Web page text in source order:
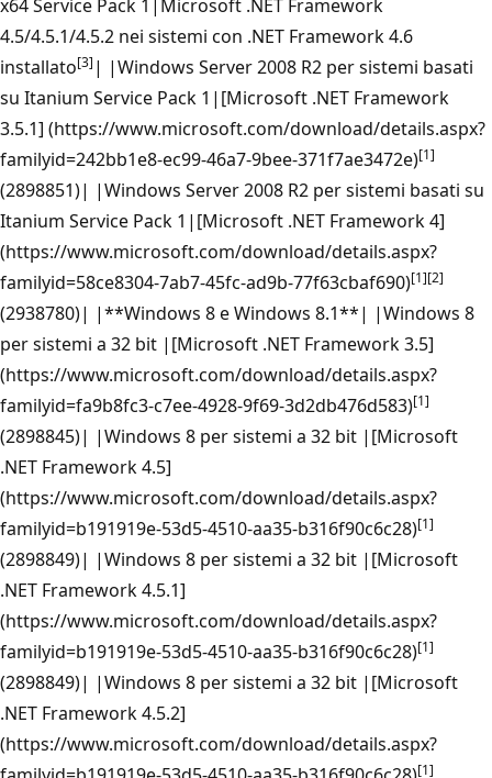
x64 Service Pack 1|Microsoft .NET Framework
4.5/4.5.1/4.5.2 nei sistemi con .NET Framework 4.6
installato[3] | |Windows Server 2008 R2 per sistemi basati
su Itanium Service Pack 1|[Microsoft .NET Framework
3.5.1] (https://www.microsoft.com/download/details.aspx?
familyid=242bb1e8-ec99-46a7-9bee-371f7ae3472e)[1]
(2898851)| |Windows Server 2008 R2 per sistemi basati su
Itanium Service Pack 1|[Microsoft .NET Framework 4]
(https://www.microsoft.com/download/details.aspx?
familyid=58ce8304-7ab7-45fc-ad9b-77f63cbaf690)[1][2]
(2938780)| |**Windows 8 e Windows 8.1**| |Windows 8
per sistemi a 32 bit |[Microsoft .NET Framework 3.5]
(https://www.microsoft.com/download/details.aspx?
familyid=fa9b8fc3-c7ee-4928-9f69-3d2db476d583)[1]
(2898845)| |Windows 8 per sistemi a 32 bit |[Microsoft
.NET Framework 4.5]
(https://www.microsoft.com/download/details.aspx?
familyid=b191919e-53d5-4510-aa35-b316f90c6c28)[1]
(2898849)| |Windows 8 per sistemi a 32 bit |[Microsoft
.NET Framework 4.5.1]
(https://www.microsoft.com/download/details.aspx?
familyid=b191919e-53d5-4510-aa35-b316f90c6c28)[1]
(2898849)| |Windows 8 per sistemi a 32 bit |[Microsoft
.NET Framework 4.5.2]
(https://www.microsoft.com/download/details.aspx?
[1]